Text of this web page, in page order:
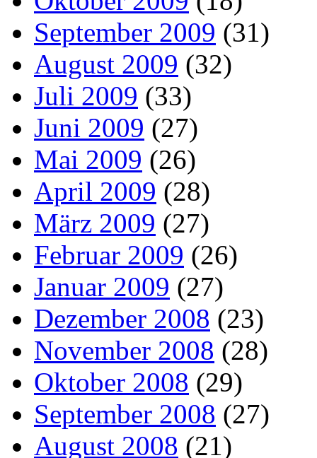
September 2009 (31)
August 2009 (32)
Juli 2009 (33)
Juni 2009 (27)
Mai 2009 (26)
April 2009 (28)
März 2009 (27)
Februar 2009 (26)
Januar 2009 (27)
Dezember 2008 (23)
November 2008 (28)
Oktober 2008 (29)
September 2008 (27)
August 2008 (21)